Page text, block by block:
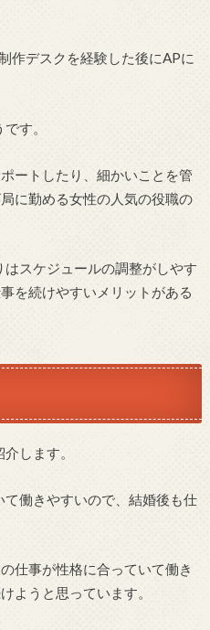
作デスクを経験した後にAPに
す。
ートしたり、細かいことを管
に勤める女性の人気の役職の
はスケジュールの調整がしやす
を続けやすいメリットがある
します。
働きやすいので、結婚後も仕
仕事が性格に合っていて働き
ようと思っています。